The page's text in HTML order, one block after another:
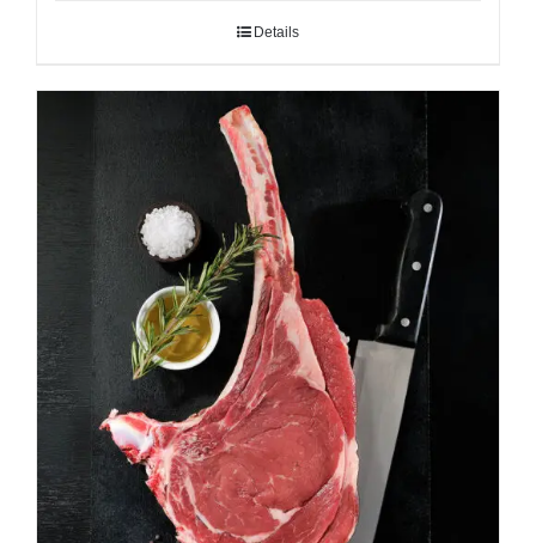
Details